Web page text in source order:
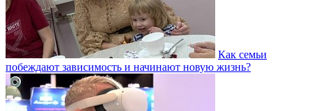
Как семьи
побеждают зависимость и начинают новую жизнь?